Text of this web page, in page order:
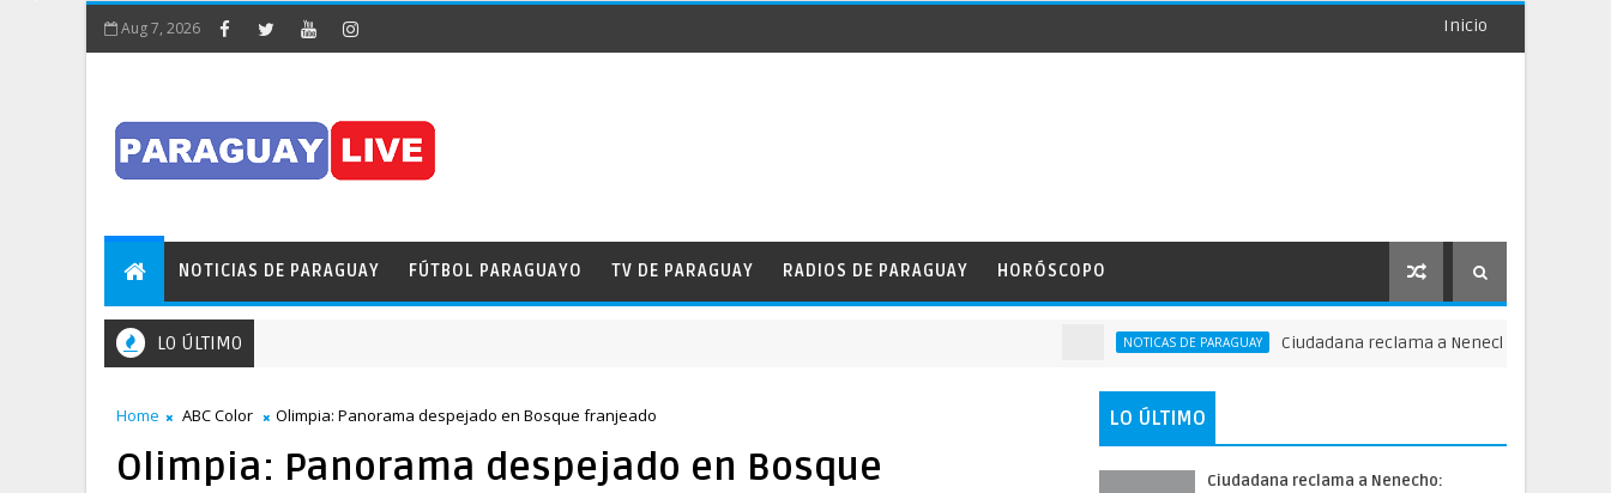
Aug 7, 2026 Inicio
NOTICIAS DE PARAGUAY FÚTBOL PARAGUAYO TV DE PARAGUAY RADIOS DE PARAGUAY HORÓSCOPO
LO ÚLTIMO NOTICAS DE PARAGUAY Ciudadana reclama a Nenecho: "¿Dónde
Home ABC Color Olimpia: Panorama despejado en Bosque franjeado
Olimpia: Panorama despejado en Bosque
LO ÚLTIMO
Ciudadana reclama a Nenecho: